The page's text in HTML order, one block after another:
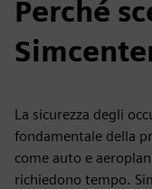
Perché
La sicurezza degli
fondamentale della
come auto e
richiedono tempo.